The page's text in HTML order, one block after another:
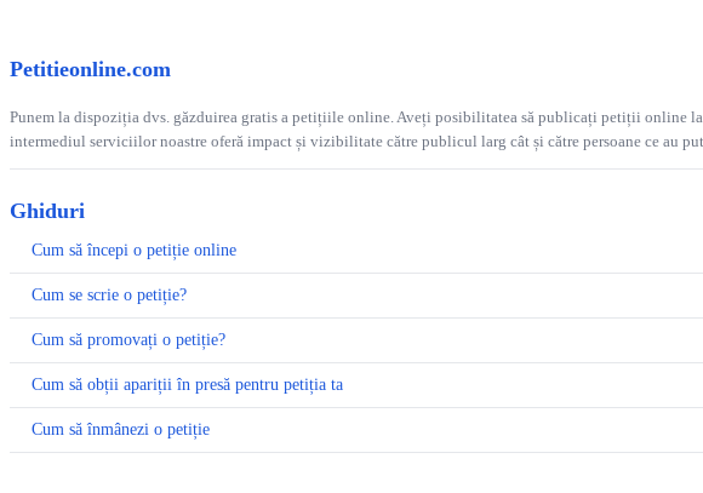
Petitieonline.com
Punem la dispoziția dvs. găzduirea gratis a petițiile online. Aveți posibilitatea să publicați petiții online
intermediul serviciilor noastre oferă impact și vizibilitate către publicul larg cât și către persoane ce au
Ghiduri
Cum să începi o petiție online
Cum se scrie o petiție?
Cum să promovați o petiție?
Cum să obții apariții în presă pentru petiția ta
Cum să înmânezi o petiție